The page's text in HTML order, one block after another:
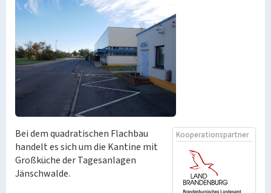
Kooperationspartner
Bei dem quadratischen Flachbau
handelt es sich um die Kantine mit
Großküche der Tagesanlagen
Jänschwalde.